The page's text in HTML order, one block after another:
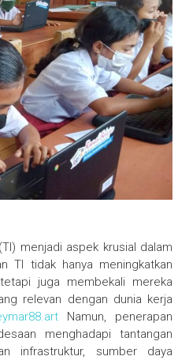
menjadi aspek krusial dalam
TI tidak hanya meningkatkan
juga membekali mereka
relevan dengan dunia kerja
Namun, penerapan
menghadapi tantangan
infrastruktur, sumber daya